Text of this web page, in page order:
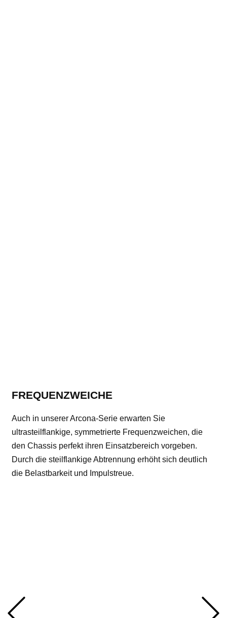
FREQUENZWEICHE
Auch in unserer Arcona-Serie erwarten Sie
ultrasteilflankige, symmetrierte Frequenzweichen, die
den Chassis perfekt ihren Einsatzbereich vorgeben.
Durch die steilflankige Abtrennung erhöht sich deutlich
die Belastbarkeit und Impulstreue.